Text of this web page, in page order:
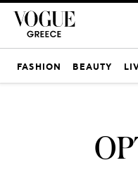
FASHION BEAUTY